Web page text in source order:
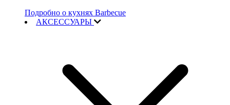
Подробно о кухнях Barbecue
АКСЕССУАРЫ